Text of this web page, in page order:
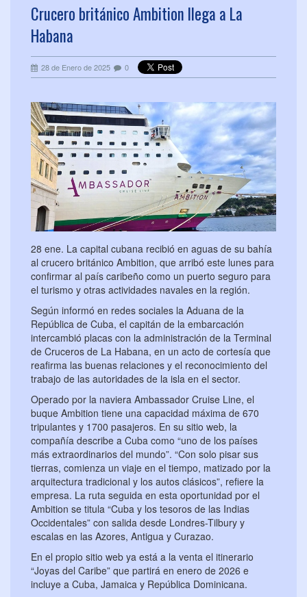
Crucero británico Ambition llega a La
Habana
28 de Enero de 2025 0
28 ene. La capital cubana recibió en aguas de su bahía
al crucero británico Ambition, que arribó este lunes para
confirmar al país caribeño como un puerto seguro para
el turismo y otras actividades navales en la región.
Según informó en redes sociales la Aduana de la
República de Cuba, el capitán de la embarcación
intercambió placas con la administración de la Terminal
de Cruceros de La Habana, en un acto de cortesía que
reafirma las buenas relaciones y el reconocimiento del
trabajo de las autoridades de la isla en el sector.
Operado por la naviera Ambassador Cruise Line, el
buque Ambition tiene una capacidad máxima de 670
tripulantes y 1700 pasajeros. En su sitio web, la
compañía describe a Cuba como “uno de los países
más extraordinarios del mundo”. “Con solo pisar sus
tierras, comienza un viaje en el tiempo, matizado por la
arquitectura tradicional y los autos clásicos”, refiere la
empresa. La ruta seguida en esta oportunidad por el
Ambition se titula “Cuba y los tesoros de las Indias
Occidentales” con salida desde Londres-Tilbury y
escalas en las Azores, Antigua y Curazao.
En el propio sitio web ya está a la venta el itinerario
“Joyas del Caribe” que partirá en enero de 2026 e
incluye a Cuba, Jamaica y República Dominicana.